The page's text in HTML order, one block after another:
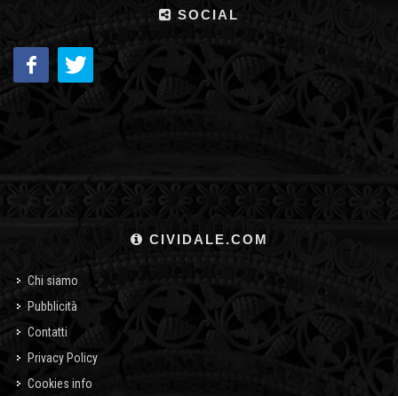
SOCIAL
CIVIDALE.COM
Chi siamo
Pubblicità
Contatti
Privacy Policy
Cookies info